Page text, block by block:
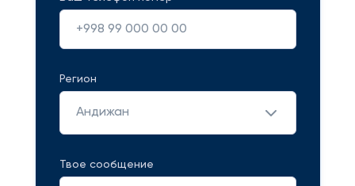
Регион
Андижан
Твое сообщение